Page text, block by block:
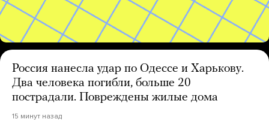
Россия нанесла удар по Одессе и Харькову.
Два человека погибли, больше 20
пострадали. Повреждены жилые дома
15 минут назад